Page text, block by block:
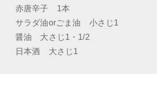
赤唐辛子 1本
サラダ油orごま油 小さじ1
醤油 大さじ1・1/2
日本酒 大さじ1